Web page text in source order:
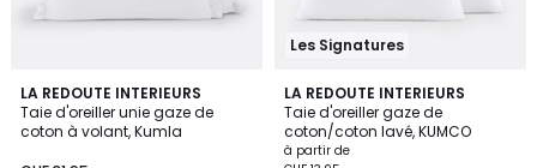
LA REDOUTE INTERIEURS
Taie d'oreiller unie gaze de
coton à volant, Kumla
3,8
/ 5
15
Couleurs
Les Signatures
LA REDOUTE INTERIEURS
Taie d'oreiller gaze de
coton/coton lavé, KUMCO
à partir de
3,5
/ 5
10
Couleurs